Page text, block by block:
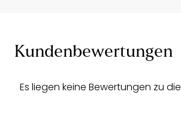
Kundenbewertungen
Es liegen keine Bewertungen zu